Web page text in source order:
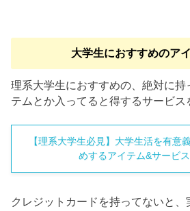
大学生におすすめのア
理系大学生におすすめの、絶対に持
テムとか入ってると得するサービス
【理系大学生必見】大学生活を有意
めするアイテム&サービス
クレジットカードを持ってないと、